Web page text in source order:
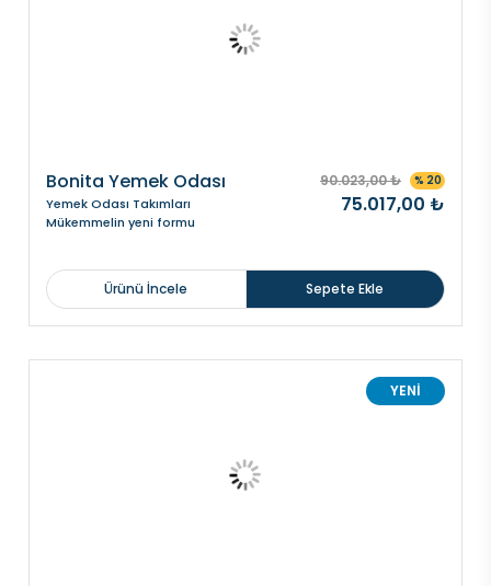
Bonita Yemek Odası
Yemek Odası Takımları
Mükemmelin yeni formu
90.023,00 ₺ % 20
75.017,00 ₺
Ürünü İncele Sepete Ekle
YENİ